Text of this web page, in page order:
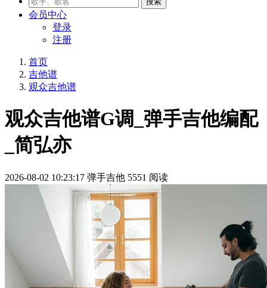
会员中心
登录
注册
首页
吉他谱
观众吉他谱
观众吉他谱G调_弹手吉他编配
_简弘亦
2026-08-02 10:23:17 弹手吉他 5551 阅读